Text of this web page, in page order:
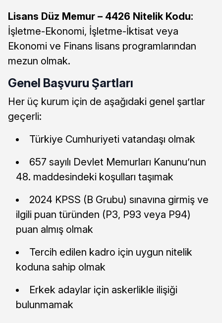
Lisans Düz Memur – 4426 Nitelik Kodu:
İşletme-Ekonomi, İşletme-İktisat veya
Ekonomi ve Finans lisans programlarından
mezun olmak.
Genel Başvuru Şartları
Her üç kurum için de aşağıdaki genel şartlar
geçerli:
Türkiye Cumhuriyeti vatandaşı olmak
657 sayılı Devlet Memurları Kanunu’nun
48. maddesindeki koşulları taşımak
2024 KPSS (B Grubu) sınavına girmiş ve
ilgili puan türünden (P3, P93 veya P94)
puan almış olmak
Tercih edilen kadro için uygun nitelik
koduna sahip olmak
Erkek adaylar için askerlikle ilişiği
bulunmamak